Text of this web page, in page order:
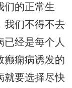
们的正常生
我们不得不去
经是每个人
癫痫病诱发的
就要选择尽快